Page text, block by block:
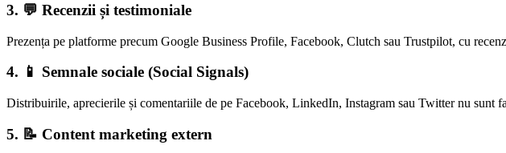
3. 💬 Recenzii și testimoniale
Prezența pe platforme precum Google Business Profile, Facebook, Clutch sau Trustpilot, cu
4. 📱 Semnale sociale (Social Signals)
Distribuirile, aprecierile și comentariile de pe Facebook, LinkedIn, Instagram sau Twitter nu sunt
5. 📝 Content marketing extern